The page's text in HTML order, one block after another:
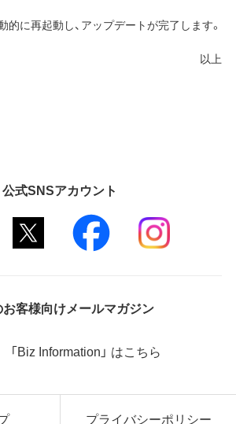
に再起動し、アップデートが完了します。
以上
公式SNSアカウント
客様向けメールマガジン
「Biz Information」 はこちら
プライバシーポリシー